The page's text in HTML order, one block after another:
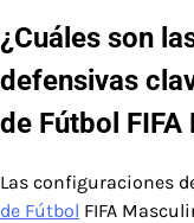
¿Cuáles son
defensivas
de Fútbol
Las configuraciones
de Fútbol FIFA